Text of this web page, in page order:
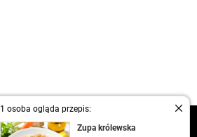
1 osoba ogląda przepis:
Zupa królewska
kontakt